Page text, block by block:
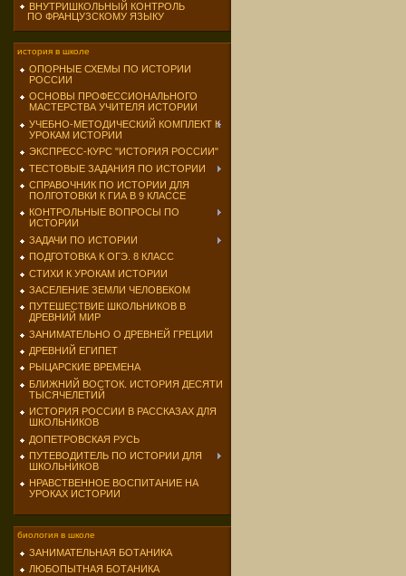
ВНУТРИШКОЛЬНЫЙ КОНТРОЛЬ
ПО ФРАНЦУЗСКОМУ ЯЗЫКУ
история в школе
ОПОРНЫЕ СХЕМЫ ПО ИСТОРИИ
РОССИИ
ОСНОВЫ ПРОФЕССИОНАЛЬНОГО
МАСТЕРСТВА УЧИТЕЛЯ ИСТОРИИ
УЧЕБНО-МЕТОДИЧЕСКИЙ КОМПЛЕКТ К
УРОКАМ ИСТОРИИ
ЭКСПРЕСС-КУРС "ИСТОРИЯ РОССИИ"
ТЕСТОВЫЕ ЗАДАНИЯ ПО ИСТОРИИ
СПРАВОЧНИК ПО ИСТОРИИ ДЛЯ
ПОЛГОТОВКИ К ГИА В 9 КЛАССЕ
КОНТРОЛЬНЫЕ ВОПРОСЫ ПО
ИСТОРИИ
ЗАДАЧИ ПО ИСТОРИИ
ПОДГОТОВКА К ОГЭ. 8 КЛАСС
СТИХИ К УРОКАМ ИСТОРИИ
ЗАСЕЛЕНИЕ ЗЕМЛИ ЧЕЛОВЕКОМ
ПУТЕШЕСТВИЕ ШКОЛЬНИКОВ В
ДРЕВНИЙ МИР
ЗАНИМАТЕЛЬНО О ДРЕВНЕЙ ГРЕЦИИ
ДРЕВНИЙ ЕГИПЕТ
РЫЦАРСКИЕ ВРЕМЕНА
БЛИЖНИЙ ВОСТОК. ИСТОРИЯ ДЕСЯТИ
ТЫСЯЧЕЛЕТИЙ
ИСТОРИЯ РОССИИ В РАССКАЗАХ ДЛЯ
ШКОЛЬНИКОВ
ДОПЕТРОВСКАЯ РУСЬ
ПУТЕВОДИТЕЛЬ ПО ИСТОРИИ ДЛЯ
ШКОЛЬНИКОВ
НРАВСТВЕННОЕ ВОСПИТАНИЕ НА
УРОКАХ ИСТОРИИ
биология в школе
ЗАНИМАТЕЛЬНАЯ БОТАНИКА
ЛЮБОПЫТНАЯ БОТАНИКА